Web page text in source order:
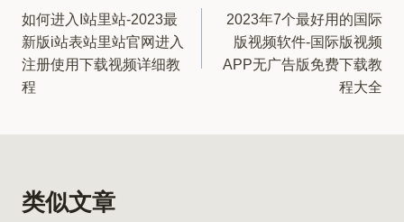
章
导
航
如何进入I站里站-2023最
新版i站表站里站官网进入
注册使用下载视频详细教
程
2023年7个最好用的国际
版视频软件-国际版视频
APP无广告版免费下载教
程大全
类似文章